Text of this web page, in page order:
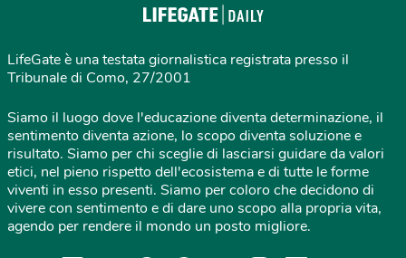
LifeGate è una testata giornalistica registrata presso il
Tribunale di Como, 27/2001
Siamo il luogo dove l'educazione diventa determinazione, il
sentimento diventa azione, lo scopo diventa soluzione e
risultato. Siamo per chi sceglie di lasciarsi guidare da valori
etici, nel pieno rispetto dell'ecosistema e di tutte le forme
viventi in esso presenti. Siamo per coloro che decidono di
vivere con sentimento e di dare uno scopo alla propria vita,
agendo per rendere il mondo un posto migliore.